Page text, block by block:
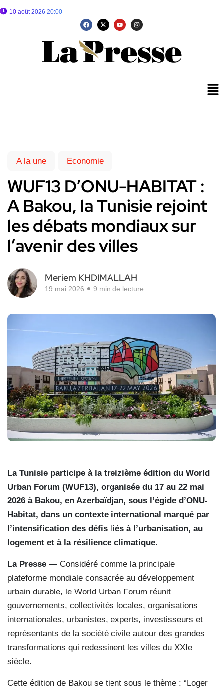
10 août 2026 20:00
A la une Economie
WUF13 D’ONU-HABITAT :
A Bakou, la Tunisie rejoint
les débats mondiaux sur
l’avenir des villes
Meriem KHDIMALLAH
19 mai 2026 9 min de lecture
La Tunisie participe à la treizième édition du World
Urban Forum (WUF13), organisée du 17 au 22 mai
2026 à Bakou, en Azerbaïdjan, sous l’égide d’ONU-
Habitat, dans un contexte international marqué par
l’intensification des défis liés à l’urbanisation, au
logement et à la résilience climatique.
La Presse — Considéré comme la principale
plateforme mondiale consacrée au développement
urbain durable, le World Urban Forum réunit
gouvernements, collectivités locales, organisations
internationales, urbanistes, experts, investisseurs et
représentants de la société civile autour des grandes
transformations qui redessinent les villes du XXIe
siècle.
Cette édition de Bakou se tient sous le thème : “Loger